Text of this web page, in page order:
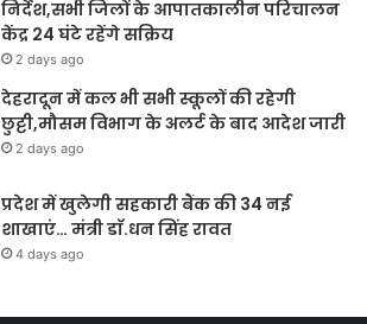
निर्देश,सभी जिलों के आपातकालीन परिचालन
केंद्र 24 घंटे रहेंगे सक्रिय
2 days ago
देहरादून में कल भी सभी स्कूलों की रहेगी
छुट्टी,मौसम विभाग के अलर्ट के बाद आदेश जारी
2 days ago
प्रदेश में खुलेगी सहकारी बैंक की 34 नई
शाखाएं… मंत्री डाॅ.धन सिंह रावत
4 days ago